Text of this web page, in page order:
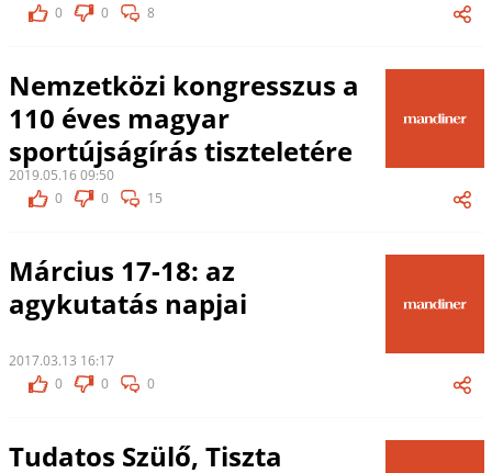
0
0 8
Nemzetközi kongresszus a
110 éves magyar
sportújságírás tiszteletére
2019.05.16 09:50
0
0 15
Március 17-18: az
agykutatás napjai
2017.03.13 16:17
0
0 0
Tudatos Szülő, Tiszta